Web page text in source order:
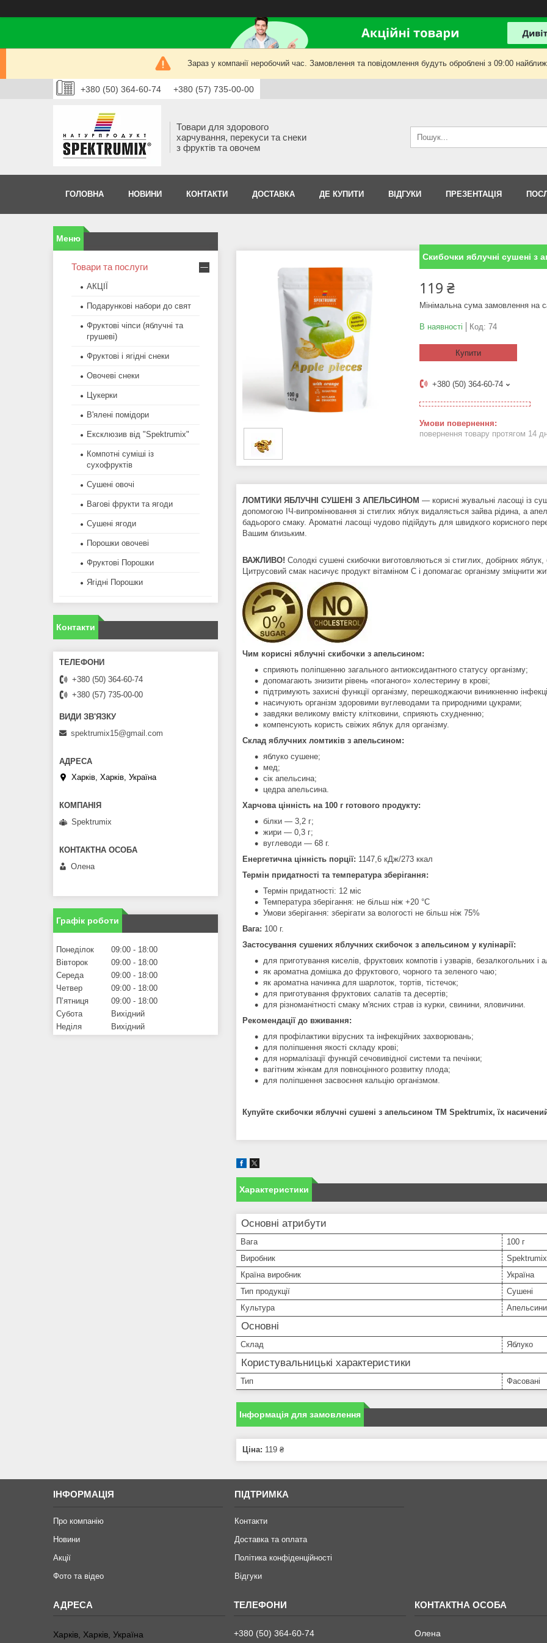
Зараз у компанії неробочий час. Замовлення та повідомлення будуть оброблені з 09:00
+380 (50) 364-60-74 +380 (57) 735-00-00
Товари для здорового
харчування, перекуси та снеки
з фруктів та овочем
ГОЛОВНА НОВИНИ КОНТАКТИ ДОСТАВКА ДЕ КУПИТИ ВІДГУКИ ПРЕЗЕНТАЦІЯ
Скибочки яблучні сушені з
119 ₴
Мінімальна сума замовлення на
В наявності Код: 74
Купити
+380 (50) 364-60-74
повернення товару протягом 14
ЛОМТИКИ ЯБЛУЧНІ СУШЕНІ З АПЕЛЬСИНОМ — корисні жувальні ласощі із
допомогою ІЧ-випромінювання зі стиглих яблук видаляється зайва рідина, а
бадьорого смаку. Ароматні ласощі чудово підійдуть для швидкого корисного
Вашим близьким.
ВАЖЛИВО! Солодкі сушені скибочки виготовляються зі стиглих, добірних
Цитрусовий смак насичує продукт вітаміном С і допомагає організму зміцнити
Чим корисні яблучні скибочки з апельсином:
сприяють поліпшенню загального антиоксидантного статусу організму;
допомагають знизити рівень «поганого» холестерину в крові;
підтримують захисні функції організму, перешкоджаючи виникненню
насичують організм здоровими вуглеводами та природними цукрами;
завдяки великому вмісту клітковини, сприяють схудненню;
компенсують користь свіжих яблук для організму.
Склад яблучних ломтиків з апельсином:
яблуко сушене;
мед;
сік апельсина;
цедра апельсина.
Харчова цінність на 100 г готового продукту:
білки — 3,2 г;
жири — 0,3 г;
вуглеводи — 68 г.
Енергетична цінність порції: 1147,6 кДж/273 ккал
Термін придатності та температура зберігання:
Термін придатності: 12 міс
Температура зберігання: не більш ніж +20 °C
Умови зберігання: зберігати за вологості не більш ніж 75%
Вага: 100 г.
Застосування сушених яблучних скибочок з апельсином у кулінарії:
для приготування киселів, фруктових компотів і узварів, безалкогольних і
як ароматна домішка до фруктового, чорного та зеленого чаю;
як ароматна начинка для шарлоток, тортів, тістечок;
для приготування фруктових салатів та десертів;
для різноманітності смаку м'ясних страв із курки, свинини, яловичини.
Рекомендації до вживання:
для профілактики вірусних та інфекційних захворювань;
для поліпшення якості складу крові;
для нормалізації функцій сечовивідної системи та печінки;
вагітним жінкам для повноцінного розвитку плода;
для поліпшення засвоєння кальцію організмом.
Купуйте скибочки яблучні сушені з апельсином ТМ Spektrumix, їх
Характеристики
Основні атрибути
Вага
100 г
Виробник
Spektrumix
Країна виробник
Україна
Тип продукції
Сушені
Культура
Апельсини
Основні
Склад Яблуко
Користувальницькі характеристики
Тип Фасовані
Інформація для замовлення
Ціна: 119 ₴
Товари та послуги
АКЦІЇ
Подарункові набори до свят
Фруктові чіпси (яблучні та
грушеві)
Фруктові і ягідні снеки
Овочеві снеки
Цукерки
В'ялені помідори
Ексклюзив від "Spektrumix"
Компотні суміші із
сухофруктів
Сушені овочі
Вагові фрукти та ягоди
Сушені ягоди
Порошки овочеві
Фруктові Порошки
Ягідні Порошки
Контакти
+380 (50) 364-60-74
+380 (57) 735-00-00
spektrumix15@gmail.com
Харків, Харків, Україна
Spektrumix
Олена
Графік роботи
Понеділок 09:00
18:00
Вівторок
09:00
18:00
Середа
09:00
18:00
Четвер
09:00
18:00
Пʼятниця
09:00
18:00
Субота
Вихідний
Неділя
Вихідний
ІНФОРМАЦІЯ
Про компанію
Новини
Акції
Фото та відео
ПІДТРИМКА
Контакти
Доставка та оплата
Політика конфіденційності
Відгуки
Харків, Харків, Україна +380 (50) 364-60-74 Олена